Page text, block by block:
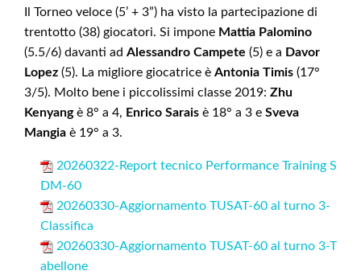
Il Torneo veloce (5’ + 3”) ha visto la partecipazione di
trentotto (38) giocatori. Si impone Mattia Palomino
(5.5/6) davanti ad Alessandro Campete (5) e a Davor
Lopez (5). La migliore giocatrice è Antonia Timis (17°
3/5). Molto bene i piccolissimi classe 2019: Zhu
Kenyangè 8° a 4, Enrico Sarais è 18° a 3 e Sveva
Mangia è 19° a 3.
20260322-Report tecnico Performance Training S
DM-60
20260330-Aggiornamento TUSAT-60 al turno 3-
Classifica
20260330-Aggiornamento TUSAT-60 al turno 3-T
abellone